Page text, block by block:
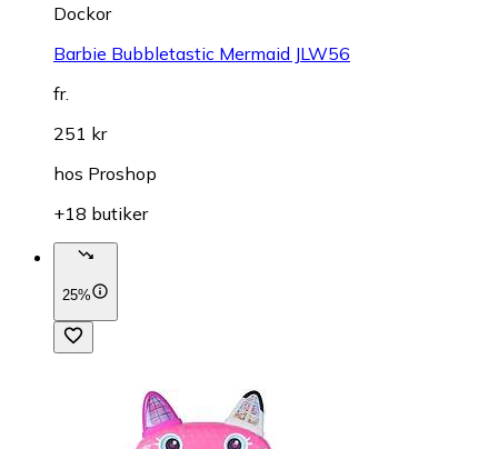
Dockor
Barbie Bubbletastic Mermaid JLW56
fr.
251 kr
hos Proshop
+18 butiker
25%